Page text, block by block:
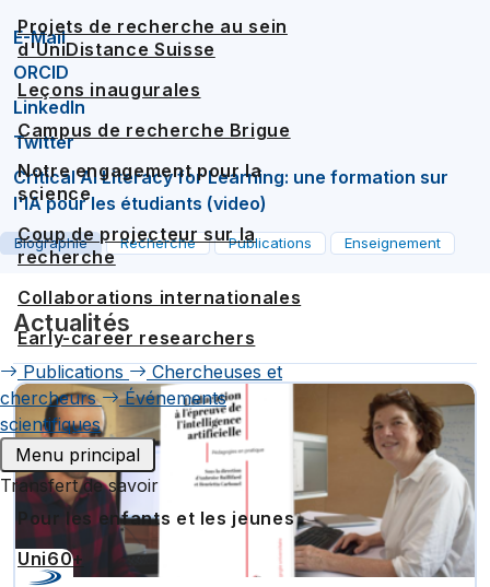
Projets de recherche au sein
d'UniDistance Suisse
Leçons inaugurales
Campus de recherche Brigue
Notre engagement pour la
science
Coup de projecteur sur la
recherche
Collaborations internationales
Early-career researchers
Publications
Chercheuses et
chercheurs
Événements
scientifiques
Menu principal
Transfert de savoir
Pour les enfants et les jeunes
Uni60+
E-Mail
ORCID
LinkedIn
Twitter
Critical AI Literacy for Learning: une formation sur
l'IA pour les étudiants (video)
Biographie Recherche Publications Enseignement
Actualités